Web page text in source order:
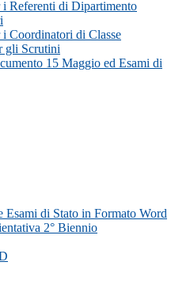
Referenti di Dipartimento
Coordinatori di Classe
gli Scrutini
15 Maggio ed Esami di
Esami di Stato in Formato Word
2° Biennio